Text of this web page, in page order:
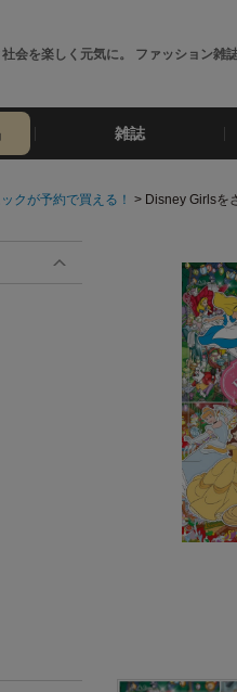
社会を楽しく元気に。 ファッション雑
雑誌
クが予約で買える！ > Disney Girlsを